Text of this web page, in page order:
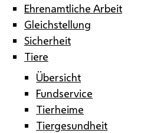
Ehrenamtliche Arbeit
Gleichstellung
Sicherheit
Tiere
Übersicht
Fundservice
Tierheime
Tiergesundheit